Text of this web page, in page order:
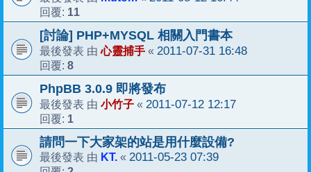
回覆: 11
[討論] PHP+MYSQL 相關入門書本
最後發表 由心靈捕手 « 2011-07-31 16:48
回覆: 8
PhpBB 3.0.9 即將發布
最後發表 由 小竹子 « 2011-07-12 12:17
回覆: 1
請問一下大家架的站是用什麼設備?
最後發表 由 KT. « 2011-05-23 07:39